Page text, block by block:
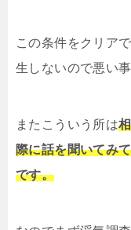
この条件をクリア
生しないので悪い
またこういう所は
際に話を聞いてみ
です。